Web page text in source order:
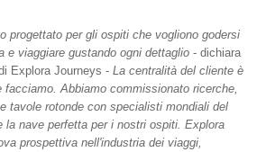
progettato per gli ospiti che vogliono godersi
e viaggiare gustando ogni dettaglio - dichiara
di Explora Journeys - La centralità del cliente è
facciamo. Abbiamo commissionato ricerche,
tavole rotonde con specialisti mondiali del
la nave perfetta per i nostri ospiti. Explora
prospettiva nell'industria dei viaggi,